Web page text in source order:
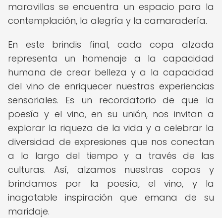
maravillas se encuentra un espacio para la
contemplación, la alegría y la camaradería.
En este brindis final, cada copa alzada
representa un homenaje a la capacidad
humana de crear belleza y a la capacidad
del vino de enriquecer nuestras experiencias
sensoriales. Es un recordatorio de que la
poesía y el vino, en su unión, nos invitan a
explorar la riqueza de la vida y a celebrar la
diversidad de expresiones que nos conectan
a lo largo del tiempo y a través de las
culturas. Así, alzamos nuestras copas y
brindamos por la poesía, el vino, y la
inagotable inspiración que emana de su
maridaje.